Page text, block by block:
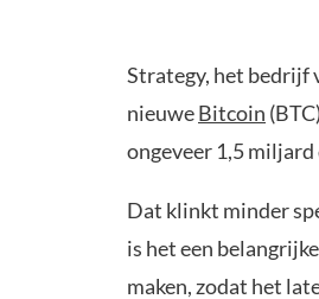
Strategy, het bedrijf
nieuweBitcoin
ongeveer 1,5
Dat klinkt minder
is het een
maken, zodat het